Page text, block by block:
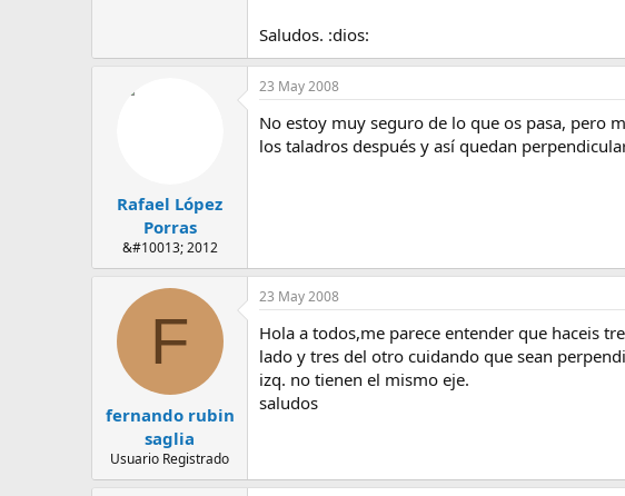
Saludos. :dios:
Rafael López
Porras
&#10013; 2012
23 May 2008
No estoy muy seguro de lo que os pasa, pero
los taladros después y así quedan
F
fernando rubin
saglia
Usuario Registrado
23 May 2008
Hola a todos,me parece entender que haceis
lado y tres del otro cuidando que sean
izq. no tienen el mismo eje.
saludos